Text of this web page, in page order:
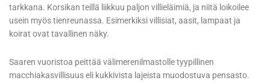
tarkkana. Korsikan teillä liikkuu paljon villieläimiä, ja niitä loikoilee
usein myös tienreunassa. Esimerkiksi villisiat, aasit, lampaat ja
koirat ovat tavallinen näky.
Saaren vuoristoa peittää välimerenilmastolle tyypillinen
macchiakasvillisuus eli kukkivista lajeista muodostuva pensasto.